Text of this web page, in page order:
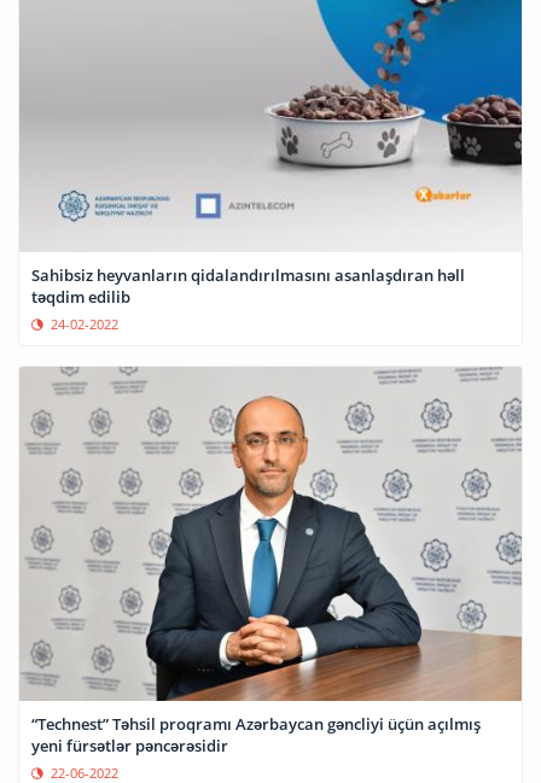
Sahibsiz heyvanların qidalandırılmasını asanlaşdıran həll
təqdim edilib
24-02-2022
“Technest” Təhsil proqramı Azərbaycan gəncliyi üçün açılmış
yeni fürsətlər pəncərəsidir ­
22-06-2022